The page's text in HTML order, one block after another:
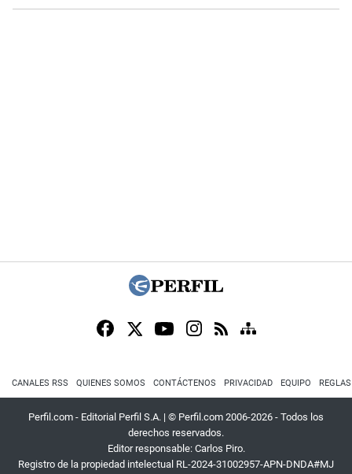
CANALES RSS QUIENES SOMOS CONTÁCTENOS PRIVACIDAD EQUIPO
Perfil.com - Editorial Perfil S.A. | © Perfil.com 2006-2026 - Todos los
derechos reservados.
Editor responsable: Carlos Piro.
Registro de la propiedad intelectual RL-2024-31002957-APN-DNDA#MJ